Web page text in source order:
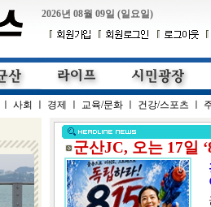
2026년 08월 09일 (일요일)
사회 경제 교육/문화 건강/스포츠
군산JC, 오는 17일